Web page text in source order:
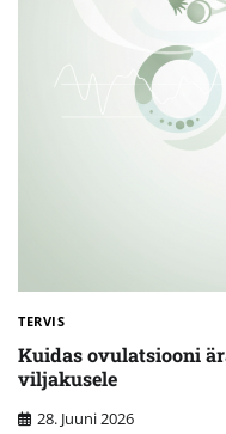
TERVIS
Kuidas ovulatsiooni
viljakusele
28. Juuni 2026